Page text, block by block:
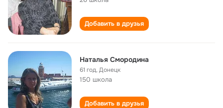
Добавить в друзья
Наталья Смородина
61 год,Донецк
150 школа
Добавить в друзья